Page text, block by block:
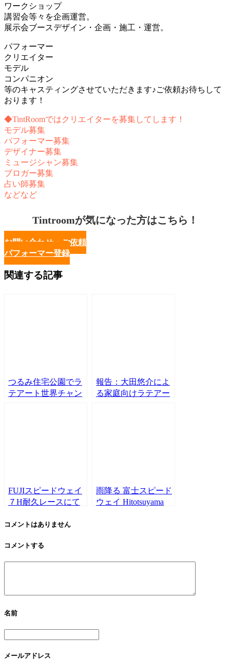
ワークショップ
講習会等々を企画運営。
展示会ブースデザイン・企画・施工・運営。
パフォーマー
クリエイター
モデル
コンパニオン
等のキャスティングさせていただきます♪ご依頼お待ちして
おります！
◆TintRoomではクリエイターを募集してします！
モデル募集
パフォーマー募集
デザイナー募集
ミュージシャン募集
ブロガー募集
占い師募集
などなど
Tintroomが気になった方はこちら！
お問い合わせ・ご依頼
パフォーマー登録
関連する記事
つるみ住宅公園でラ
テアート世界チャン
報告：大田悠介によ
る家庭向けラテアー
FUJIスピードウェイ
７H耐久レースにて
ケータリング。
雨降る 富士スピード
ウェイ Hitotsuyama
コメントはありません
コメントする
名前
メールアドレス